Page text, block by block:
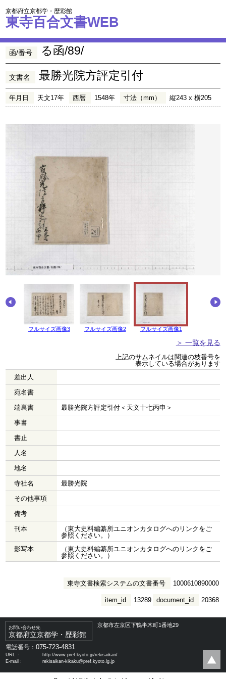
京都府立京都学・歴彩館
東寺百合文書WEB
函/番号 る函/89/
文書名 最勝光院方評定引付
年月日 天文17年 西暦 1548年 寸法（mm） 縦243 x 横205
フルサイズ画像3 フルサイズ画像2 フルサイズ画像1
＞ 一覧を見る
上記のサムネイルは関連の枝番号を
表示している場合があります
差出人
宛名書
端裏書
最勝光院方評定引付＜天文十七丙申＞
事書
書止
人名
地名
寺社名
最勝光院
その他事項
備考
刊本
（東大史料編纂所ユニオンカタログへのリンクをご
参照ください。）
影写本
（東大史料編纂所ユニオンカタログへのリンクをご
参照ください。）
東寺文書検索システムの文書番号 1000610890000
document_id 20368
item_id 13289
お問い合わせ先
京都府立京都学・歴彩館
京都市左京区下鴨半木町1番地29
電話番号：075-723-4831
URL ：
http://www.pref.kyoto.jp/rekisaikan/
E-mail：
rekisaikan-kikaku@pref.kyoto.lg.jp